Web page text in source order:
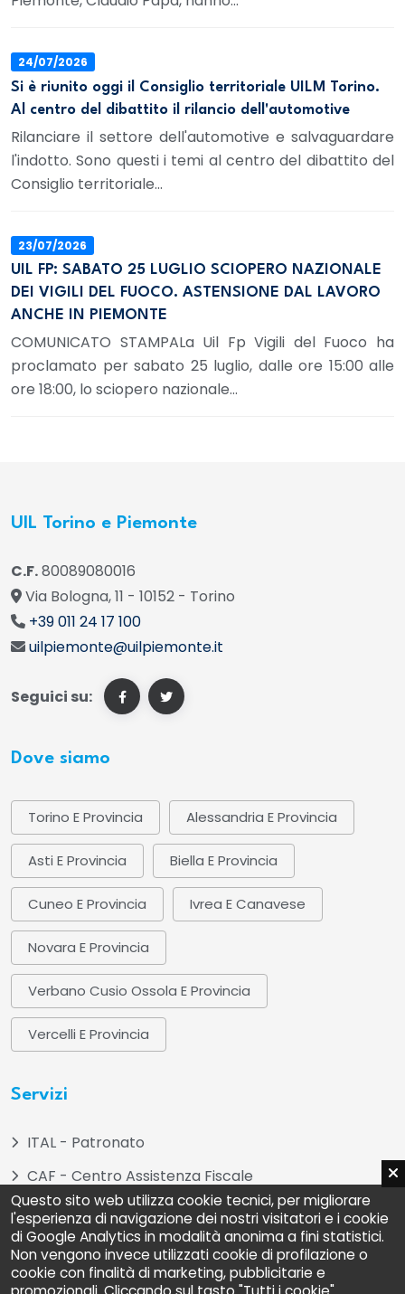
24/07/2026
Si è riunito oggi il Consiglio territoriale UILM Torino.
Al centro del dibattito il rilancio dell'automotive
Rilanciare il settore dell'automotive e salvaguardare
l'indotto. Sono questi i temi al centro del dibattito del
Consiglio territoriale...
23/07/2026
UIL FP: SABATO 25 LUGLIO SCIOPERO NAZIONALE
DEI VIGILI DEL FUOCO. ASTENSIONE DAL LAVORO
ANCHE IN PIEMONTE
COMUNICATO STAMPALa Uil Fp Vigili del Fuoco ha
proclamato per sabato 25 luglio, dalle ore 15:00 alle
ore 18:00, lo sciopero nazionale...
UIL Torino e Piemonte
C.F.80089080016
Via Bologna, 11 - 10152 - Torino
+39 011 24 17 100
uilpiemonte@uilpiemonte.it
Seguici su:
Dove siamo
Torino E Provincia Alessandria E Provincia
Asti E Provincia Biella E Provincia
Cuneo E Provincia Ivrea E Canavese
Novara E Provincia
Verbano Cusio Ossola E Provincia
Vercelli E Provincia
Servizi
ITAL - Patronato
CAF - Centro Assistenza Fiscale
ADOC - Associazione Difesa e Orientamento dei
Consumatori
UNIAT - Unione Nazionale Inquilini Ambiente e
Territorio
Questo sito web utilizza cookie tecnici, per migliorare
l'esperienza di navigazione dei nostri visitatori e i cookie
di Google Analytics in modalità anonima a fini statistici.
Non vengono invece utilizzati cookie di profilazione o
cookie con finalità di marketing, pubblicitarie e